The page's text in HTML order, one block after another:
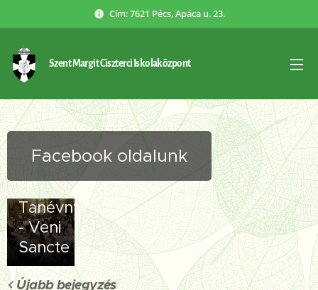
Cím: 7621 Pécs, Apáca u. 23.
Szent Margit Ciszterci Iskolaközpont
Facebook oldalunk
2025.09.01
Tanévnyitó
- Veni
Sancte
Újabb bejegyzés